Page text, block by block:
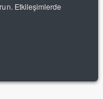
Etkileşimlerde